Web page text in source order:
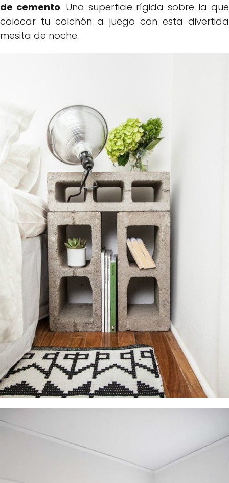
de cemento. Una superficie rígida sobre la que
colocar tu colchón a juego con esta divertida
mesita de noche.